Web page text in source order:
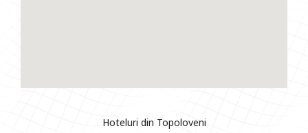
Hoteluri din Topoloveni